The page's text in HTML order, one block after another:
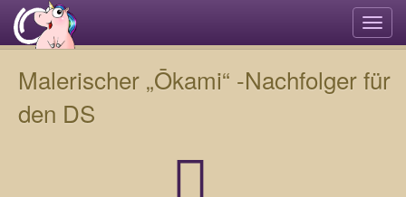
Malerischer „Ōkami“ -Nachfolger für
den DS